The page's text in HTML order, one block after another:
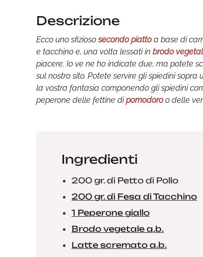
Descrizione
Ecco uno sfiziososecondo piattoa base di
e tacchino e, una volta lessati in brodo
piacere. Io ve ne ho indicate due, ma potete
sul nostro sito. Potete servire gli spiedini
la vostra fantasia componendo gli spiedini
peperone delle fettine dipomodoroo delle
Ingredienti
200 gr. di Petto di Pollo
200 gr. di Fesa di Tacchino
1 Peperone giallo
Brodo vegetale q.b.
Latte scremato q.b.